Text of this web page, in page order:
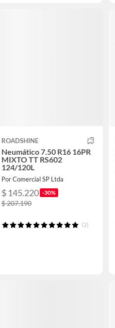
ROADSHINE
Neumático 7.50 R16 16PR
MIXTO TT RS602
124/120L
Por Comercial SP Ltda
$ 145.220 -30%
$ 207.190
(2)